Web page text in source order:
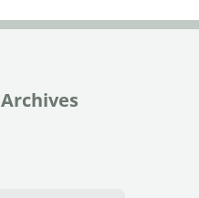
Archives